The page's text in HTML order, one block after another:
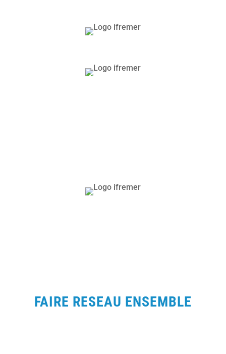
FAIRE RESEAU ENSEMBLE